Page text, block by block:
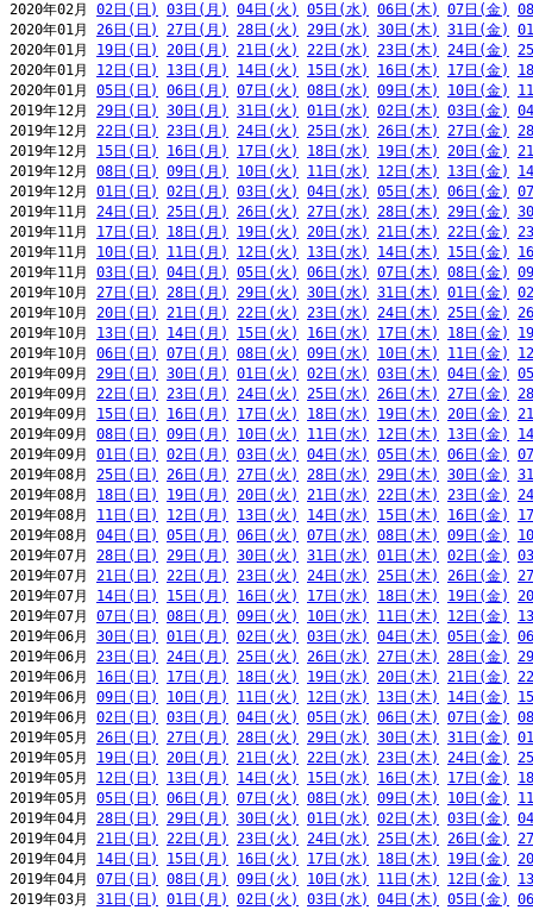
2020年02月 02日(日) 03日(月) 04日(火) 05日(水) 06日(木) 07日(金)
2020年01月 26日(日) 27日(月) 28日(火) 29日(水) 30日(木) 31日(金)
2020年01月 19日(日) 20日(月) 21日(火) 22日(水) 23日(木) 24日(金)
2020年01月 12日(日) 13日(月) 14日(火) 15日(水) 16日(木) 17日(金)
2020年01月 05日(日) 06日(月) 07日(火) 08日(水) 09日(木) 10日(金)
2019年12月 29日(日) 30日(月) 31日(火) 01日(水) 02日(木) 03日(金)
2019年12月 22日(日) 23日(月) 24日(火) 25日(水) 26日(木) 27日(金)
2019年12月 15日(日) 16日(月) 17日(火) 18日(水) 19日(木) 20日(金)
2019年12月 08日(日) 09日(月) 10日(火) 11日(水) 12日(木) 13日(金)
2019年12月 01日(日) 02日(月) 03日(火) 04日(水) 05日(木) 06日(金)
2019年11月 24日(日) 25日(月) 26日(火) 27日(水) 28日(木) 29日(金)
2019年11月 17日(日) 18日(月) 19日(火) 20日(水) 21日(木) 22日(金)
2019年11月 10日(日) 11日(月) 12日(火) 13日(水) 14日(木) 15日(金)
2019年11月 03日(日) 04日(月) 05日(火) 06日(水) 07日(木) 08日(金)
2019年10月 27日(日) 28日(月) 29日(火) 30日(水) 31日(木) 01日(金)
2019年10月 20日(日) 21日(月) 22日(火) 23日(水) 24日(木) 25日(金)
2019年10月 13日(日) 14日(月) 15日(火) 16日(水) 17日(木) 18日(金)
2019年10月 06日(日) 07日(月) 08日(火) 09日(水) 10日(木) 11日(金)
2019年09月 29日(日) 30日(月) 01日(火) 02日(水) 03日(木) 04日(金)
2019年09月 22日(日) 23日(月) 24日(火) 25日(水) 26日(木) 27日(金)
2019年09月 15日(日) 16日(月) 17日(火) 18日(水) 19日(木) 20日(金)
2019年09月 08日(日) 09日(月) 10日(火) 11日(水) 12日(木) 13日(金)
2019年09月 01日(日) 02日(月) 03日(火) 04日(水) 05日(木) 06日(金)
2019年08月 25日(日) 26日(月) 27日(火) 28日(水) 29日(木) 30日(金)
2019年08月 18日(日) 19日(月) 20日(火) 21日(水) 22日(木) 23日(金)
2019年08月 11日(日) 12日(月) 13日(火) 14日(水) 15日(木) 16日(金)
2019年08月 04日(日) 05日(月) 06日(火) 07日(水) 08日(木) 09日(金)
2019年07月 28日(日) 29日(月) 30日(火) 31日(水) 01日(木) 02日(金)
2019年07月 21日(日) 22日(月) 23日(火) 24日(水) 25日(木) 26日(金)
2019年07月 14日(日) 15日(月) 16日(火) 17日(水) 18日(木) 19日(金)
2019年07月 07日(日) 08日(月) 09日(火) 10日(水) 11日(木) 12日(金)
2019年06月 30日(日) 01日(月) 02日(火) 03日(水) 04日(木) 05日(金)
2019年06月 23日(日) 24日(月) 25日(火) 26日(水) 27日(木) 28日(金)
2019年06月 16日(日) 17日(月) 18日(火) 19日(水) 20日(木) 21日(金)
2019年06月 09日(日) 10日(月) 11日(火) 12日(水) 13日(木) 14日(金)
2019年06月 02日(日) 03日(月) 04日(火) 05日(水) 06日(木) 07日(金)
2019年05月 26日(日) 27日(月) 28日(火) 29日(水) 30日(木) 31日(金)
2019年05月 19日(日) 20日(月) 21日(火) 22日(水) 23日(木) 24日(金)
2019年05月 12日(日) 13日(月) 14日(火) 15日(水) 16日(木) 17日(金)
2019年05月 05日(日) 06日(月) 07日(火) 08日(水) 09日(木) 10日(金)
2019年04月 28日(日) 29日(月) 30日(火) 01日(水) 02日(木) 03日(金)
2019年04月 21日(日) 22日(月) 23日(火) 24日(水) 25日(木) 26日(金)
2019年04月 14日(日) 15日(月) 16日(火) 17日(水) 18日(木) 19日(金)
2019年04月 07日(日) 08日(月) 09日(火) 10日(水) 11日(木) 12日(金)
2019年03月 31日(日) 01日(月) 02日(火) 03日(水) 04日(木) 05日(金)